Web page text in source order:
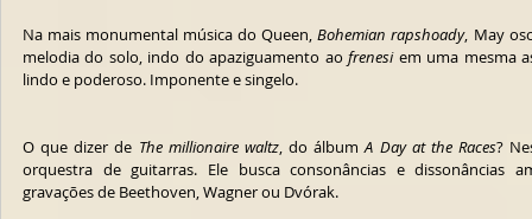
Na mais monumental música do Queen, Bohemian rapshoady, May
melodia do solo, indo do apaziguamento ao frenesi em uma mesma
lindo e poderoso. Imponente e singelo.
O que dizer de The millionaire waltz, do álbum A Day at the Races?
orquestra de guitarras. Ele busca consonâncias e dissonâncias
gravações de Beethoven, Wagner ou Dvórak.